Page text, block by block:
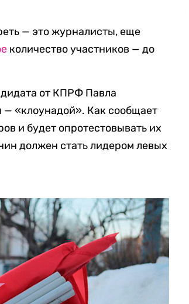
— это журналисты, еще
количество участников — до
от КПРФ Павла
«клоунадой». Как сообщает
и будет опротестовывать их
должен стать лидером левых